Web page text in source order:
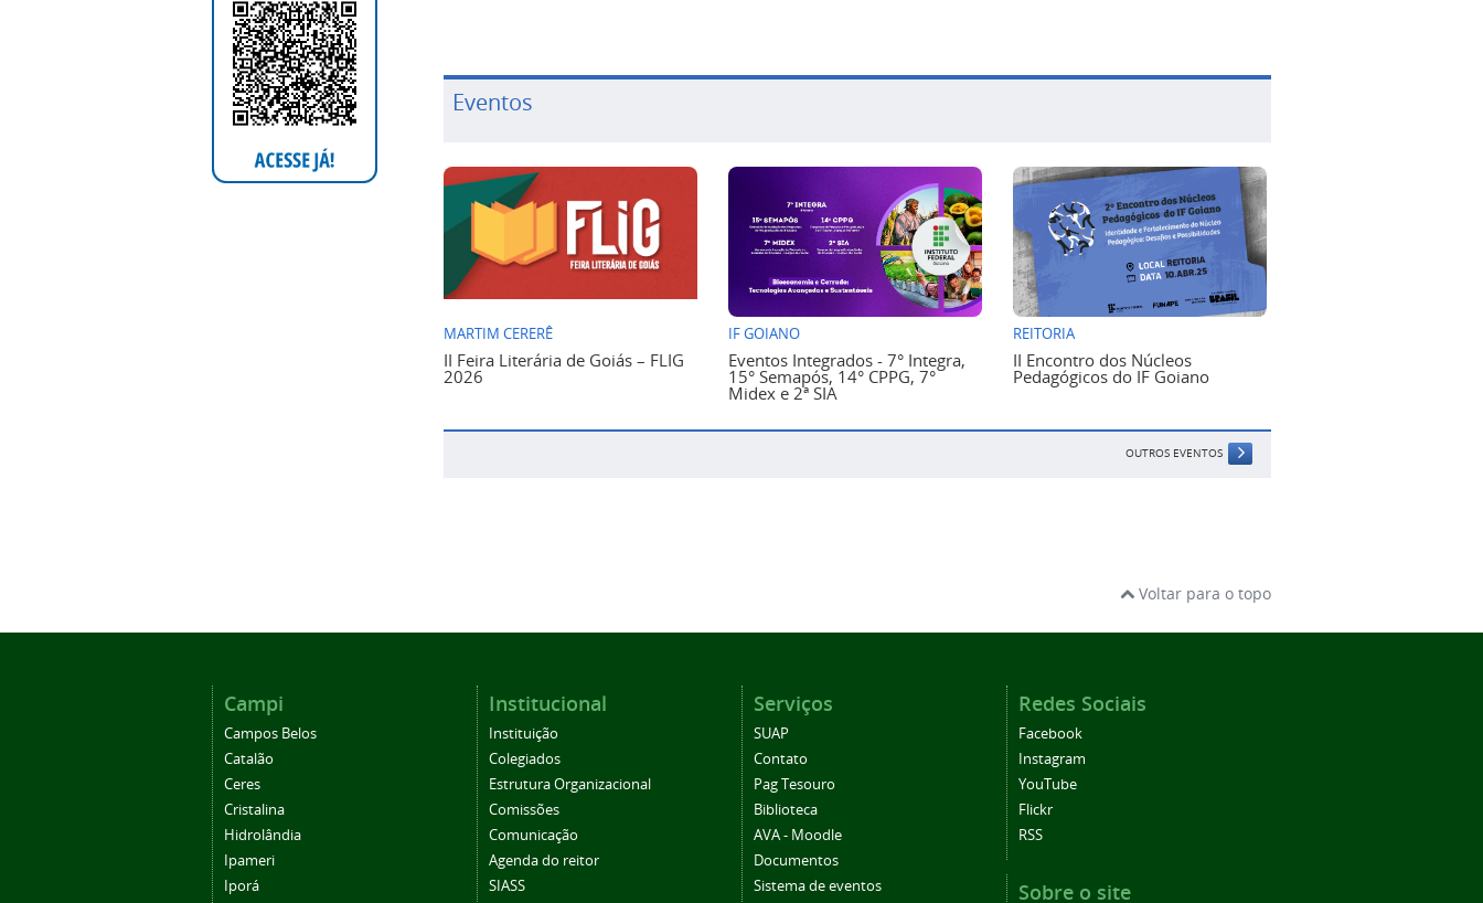
Eventos
MARTIM CERERÊ
II Feira Literária de Goiás – FLIG
2026
IF GOIANO
Eventos Integrados - 7° Integra,
15° Semapós, 14° CPPG, 7°
Midex e 2ª SIA
REITORIA
II Encontro dos Núcleos
Pedagógicos do IF Goiano
OUTROS EVENTOS
Voltar para o topo
Campi
Campos Belos
Catalão
Ceres
Cristalina
Hidrolândia
Ipameri
Iporá
Institucional
Instituição
Colegiados
Estrutura Organizacional
Comissões
Comunicação
Agenda do reitor
SIASS
Serviços
SUAP
Contato
Pag Tesouro
Biblioteca
AVA - Moodle
Documentos
Sistema de eventos
Redes Sociais
Facebook
Instagram
YouTube
Flickr
RSS
Sobre o site